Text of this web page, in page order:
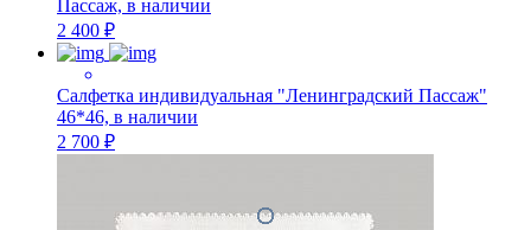
Пассаж, в наличии
2 400 ₽
Салфетка индивидуальная "Ленинградский Пассаж"
46*46, в наличии
2 700 ₽